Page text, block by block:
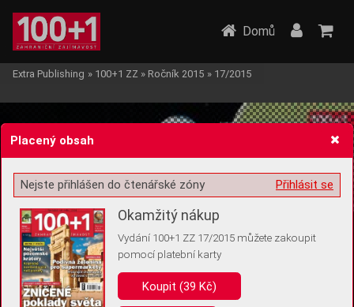
Žádost o souhlas s ukládáním volitelných informací
Pro základní fungování webu nepotřebujeme ukládat žádné informace
(tzv. cookies apod.). Rádi bychom vás ale požádali o souhlas s
Domů
Extra Publishing » 100+1 ZZ » Ročník 2015 » 17/2015
Placený obsah
Přihlásit se
Nejste přihlášen do čtenářské zóny
Okamžitý nákup
Vydání 100+1 ZZ 17/2015 můžete zakoupit
pomocí platební karty
Koupit (39 Kč)